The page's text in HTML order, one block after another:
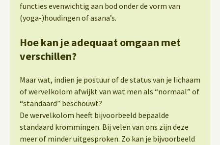
functies evenwichtig aan bod onder de vorm van
(yoga-)houdingen of asana’s.
Hoe kan je adequaat omgaan met
verschillen?
Maar wat, indien je postuur of de status van je lichaam
of wervelkolom afwijkt van wat men als “normaal” of
“standaard” beschouwt?
De wervelkolom heeft bijvoorbeeld bepaalde
standaard krommingen. Bij velen van ons zijn deze
meer of minder uitgesproken. Zo kan je bijvoorbeeld